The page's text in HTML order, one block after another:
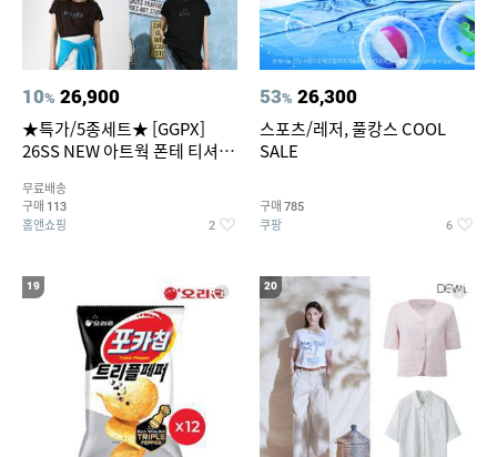
10% 26,900
★특가/5종세트★ [GGPX]
26SS NEW 아트웍 폰테 티셔츠
무료배송
구매 113
홈앤쇼핑 2
53% 26,300
스포츠/레저, 풀캉스 COOL
SALE
구매 785
쿠팡 6
19 20